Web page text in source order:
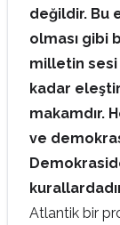
değildir. Bu
olması gibi
milletin sesi
kadar
makamdır.
ve
Atlantik bir